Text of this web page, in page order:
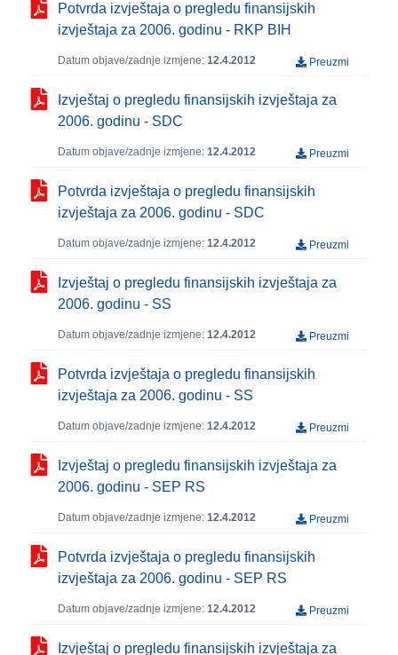
Potvrda izvještaja o pregledu finansijskih
izvještaja za 2006. godinu - RKP BIH
Datum objave/zadnje izmjene: 12.4.2012 Preuzmi
Izvještaj o pregledu finansijskih izvještaja za
2006. godinu - SDC
Datum objave/zadnje izmjene: 12.4.2012 Preuzmi
Potvrda izvještaja o pregledu finansijskih
izvještaja za 2006. godinu - SDC
Datum objave/zadnje izmjene: 12.4.2012 Preuzmi
Izvještaj o pregledu finansijskih izvještaja za
2006. godinu - SS
Datum objave/zadnje izmjene: 12.4.2012 Preuzmi
Potvrda izvještaja o pregledu finansijskih
izvještaja za 2006. godinu - SS
Datum objave/zadnje izmjene: 12.4.2012 Preuzmi
Izvještaj o pregledu finansijskih izvještaja za
2006. godinu - SEP RS
Datum objave/zadnje izmjene: 12.4.2012 Preuzmi
Potvrda izvještaja o pregledu finansijskih
izvještaja za 2006. godinu - SEP RS
Datum objave/zadnje izmjene: 12.4.2012 Preuzmi
Izvještaj o pregledu finansijskih izvještaja za